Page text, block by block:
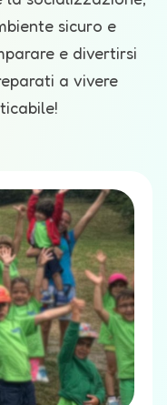
sicuro e
e divertirsi
a vivere